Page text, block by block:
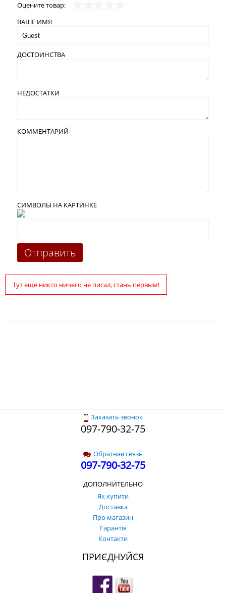
Оцените товар:
ВАШЕ ИМЯ
ДОСТОИНСТВА
НЕДОСТАТКИ
КОММЕНТАРИЙ
СИМВОЛЫ НА КАРТИНКЕ
Тут еще никто ничего не писал, стань первым!
Заказать звонок
097-790-32-75
Обратная связь
097-790-32-75
ДОПОЛНИТЕЛЬНО
Як купити
Доставка
Про магазин
Гарантія
Контакти
ПРИЄДНУЙСЯ